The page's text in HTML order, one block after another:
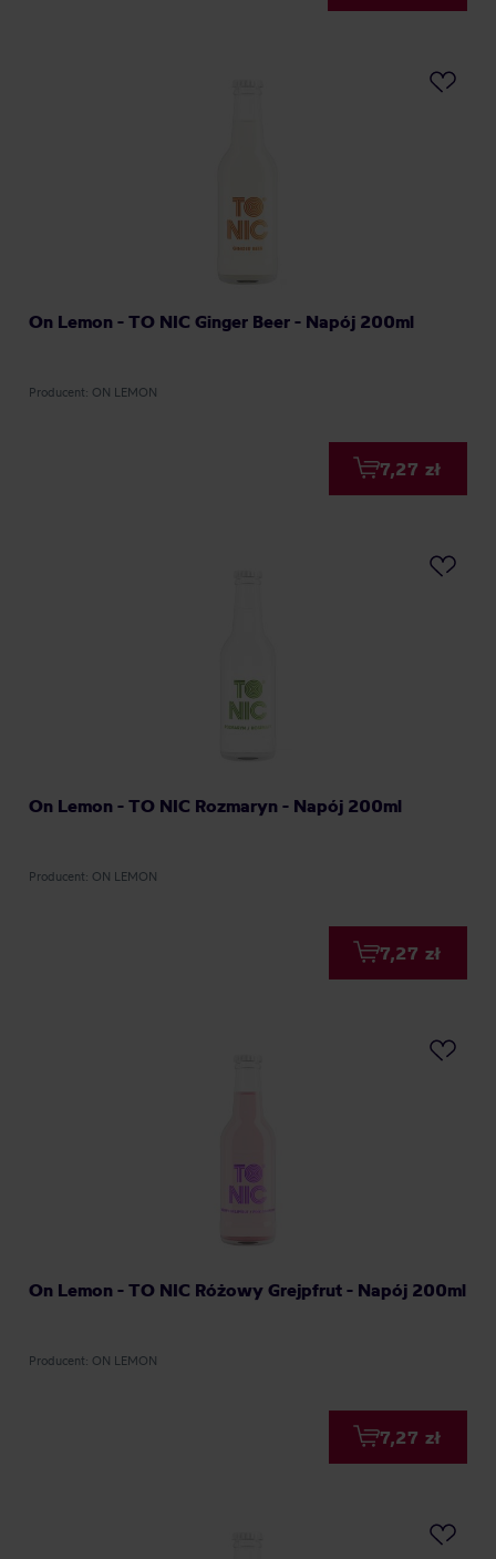
On Lemon - TO NIC Ginger Beer - Napój 200ml
Producent: ON LEMON
7,27 zł
On Lemon - TO NIC Rozmaryn - Napój 200ml
Producent: ON LEMON
7,27 zł
On Lemon - TO NIC Różowy Grejpfrut - Napój 200ml
Producent: ON LEMON
7,27 zł